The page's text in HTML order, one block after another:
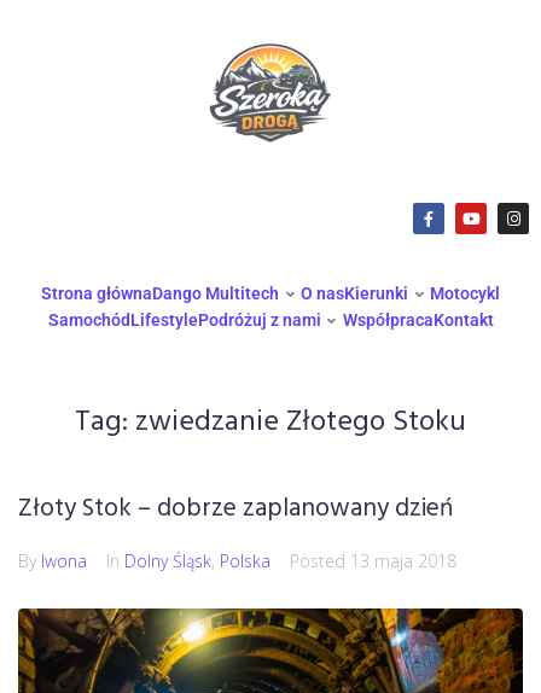
Strona głównaDango Multitech O nasKierunki
Motocykl
SamochódLifestylePodróżuj z nami WspółpracaKontakt
Tag: zwiedzanie Złotego Stoku
Złoty Stok – dobrze zaplanowany dzień
By Iwona In Dolny Śląsk, Polska Posted 13 maja 2018